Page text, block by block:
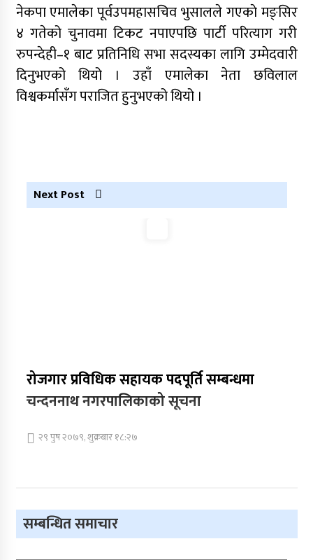
आदेश गरेको हो ।
जुम्लामा महिलामाथि जबरजस्ती करणी प्रयासको
आरोपमा एक पक्राउ
नेपाली कांग्रेस जुम्लाका कोषाध्यक्ष पाण्डेको निधन
नेकपा एमालेका पूर्वउपमहासचिव भुसालले गएकाे मङ्सिर
४ गतेको चुनावमा टिकट नपाएपछि पार्टी परित्याग गरी
रुपन्देही–१ बाट प्रतिनिधि सभा सदस्यका लागि उम्मेदवारी
दिनुभएको थियो । उहाँ एमालेका नेता छविलाल
विश्वकर्मासँग पराजित हुनुभएको थियो ।
Next Post
रोजगार प्रविधिक सहायक पदपूर्ति सम्बन्धमा
चन्दननाथ नगरपालिकाको सूचना
२९ पुष २०७९, शुक्रबार १८:२७
सम्बन्धित समाचार